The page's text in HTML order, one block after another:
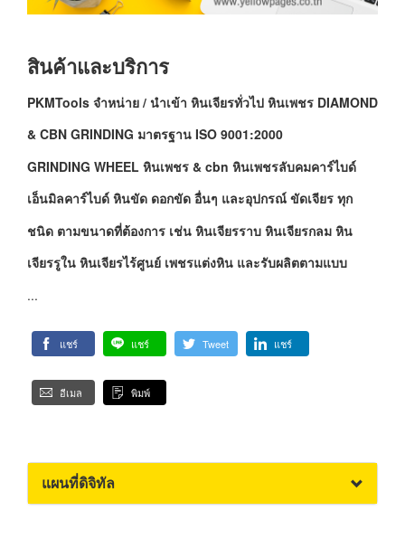
สินค้าและบริการ
PKMTools จำหน่าย / นำเข้า หินเจียรทั่วไป หินเพชร DIAMOND
& CBN GRINDING มาตรฐาน ISO 9001:2000
GRINDING WHEEL หินเพชร & cbn หินเพชรลับคมคาร์ไบด์
เอ็นมิลคาร์ไบด์ หินขัด ดอกขัด อื่นๆ และอุปกรณ์ ขัดเจียร ทุก
ชนิด ตามขนาดที่ต้องการ เช่น หินเจียรราบ หินเจียรกลม หิน
เจียรรูใน หินเจียรไร้ศูนย์ เพชรแต่งหิน และรับผลิตตามแบบ
...
แชร์ แชร์ Tweet แชร์
อีเมล พิมพ์
แผนที่ดิจิทัล